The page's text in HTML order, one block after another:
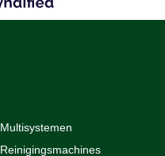
Multisystemen
Reinigingsmachines